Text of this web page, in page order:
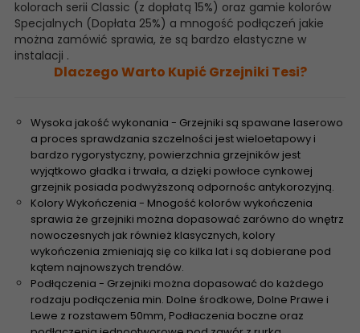
kolorach serii Classic (z dopłatą 15%) oraz gamie kolorów
Specjalnych (Dopłata 25%) a mnogość podłączeń jakie
można zamówić sprawia, że są bardzo elastyczne w
instalacji .
Dlaczego Warto Kupić Grzejniki Tesi?
Wysoka jakość wykonania - Grzejniki są spawane laserowo
a proces sprawdzania szczelności jest wieloetapowy i
bardzo rygorystyczny, powierzchnia grzejników jest
wyjątkowo gładka i trwała, a dzięki powłoce cynkowej
grzejnik posiada podwyższoną odpornośc antykorozyjną.
Kolory Wykończenia - Mnogość kolorów wykończenia
sprawia że grzejniki można dopasować zarówno do wnętrz
nowoczesnych jak również klasycznych, kolory
wykończenia zmieniają się co kilka lat i są dobierane pod
kątem najnowszych trendów.
Podłączenia - Grzejniki można dopasować do każdego
rodzaju podłączenia min. Dolne środkowe, Dolne Prawe i
Lewe z rozstawem 50mm, Podłaczenia boczne oraz